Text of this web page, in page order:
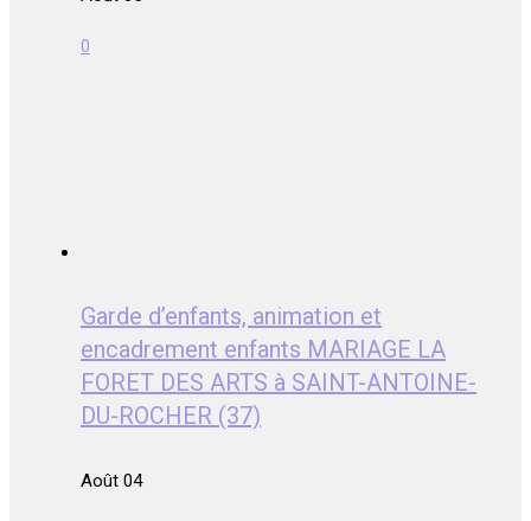
0
Garde d’enfants, animation et
encadrement enfants MARIAGE LA
FORET DES ARTS à SAINT-ANTOINE-
DU-ROCHER (37)
Août 04